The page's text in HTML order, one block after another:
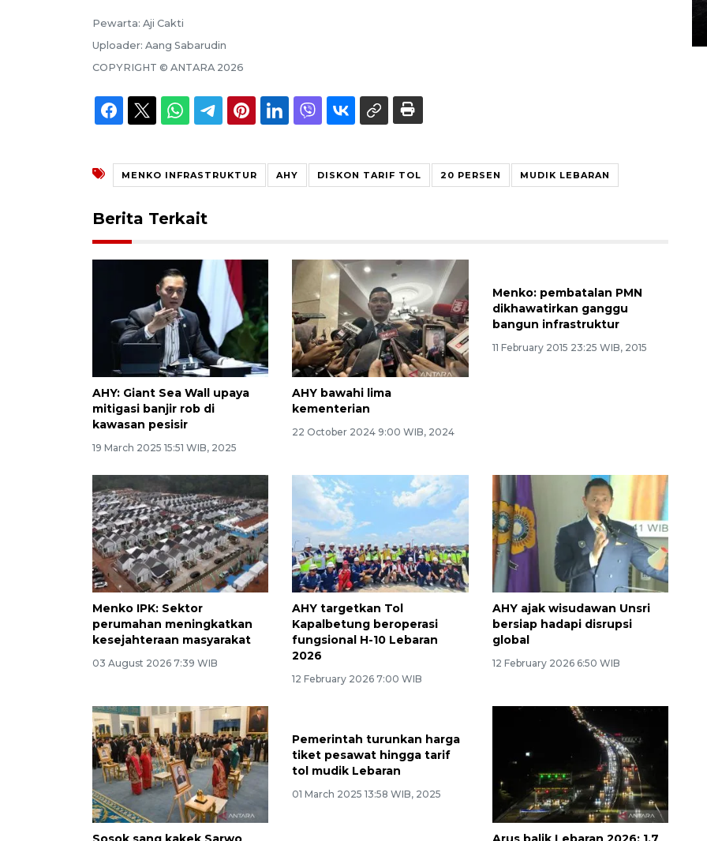
Pewarta: Aji Cakti
Uploader: Aang Sabarudin
COPYRIGHT © ANTARA 2026
MENKO INFRASTRUKTUR AHY DISKON TARIF TOL 20 PERSEN MUDIK LEBARAN
Berita Terkait
AHY: Giant Sea Wall upaya
mitigasi banjir rob di
kawasan pesisir
19 March 2025 15:51 WIB, 2025
AHY bawahi lima
kementerian
22 October 2024 9:00 WIB, 2024
Menko: pembatalan PMN
dikhawatirkan ganggu
bangun infrastruktur
11 February 2015 23:25 WIB, 2015
Menko IPK: Sektor
perumahan meningkatkan
kesejahteraan masyarakat
03 August 2026 7:39 WIB
AHY targetkan Tol
Kapalbetung beroperasi
fungsional H-10 Lebaran
2026
12 February 2026 7:00 WIB
AHY ajak wisudawan Unsri
bersiap hadapi disrupsi
global
12 February 2026 6:50 WIB
Pemerintah turunkan harga
tiket pesawat hingga tarif
tol mudik Lebaran
01 March 2025 13:58 WIB, 2025